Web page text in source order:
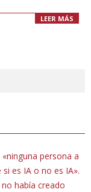
LEER MÁS
persona a
es IA o no es IA».
había creado